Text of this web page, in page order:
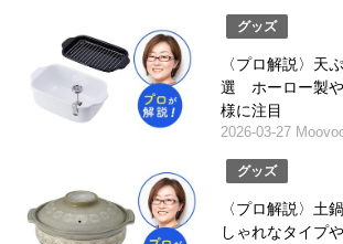
グッズ
〈プロ解説〉天
選 ホーロー製
様に注目
2026-03-27
グッズ
〈プロ解説〉土
しゃれなタイプ